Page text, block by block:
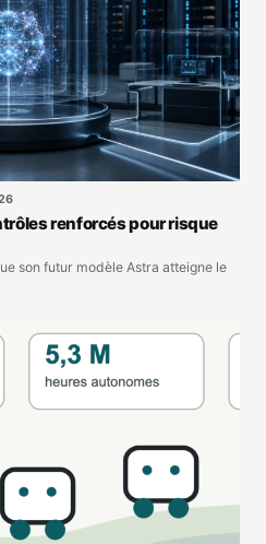
renforcés pour risque
son futur modèle Astra atteigne le